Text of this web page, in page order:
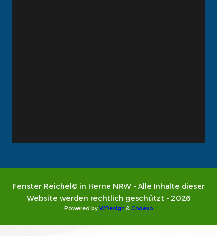
Fenster Reichel© in Herne NRW - Alle Inhalte dieser
Website werden rechtlich geschützt - 2026
Powered by WDesign & Codexo